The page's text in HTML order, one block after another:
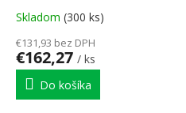
Skladom (300 ks)
€131,93 bez DPH
€162,27 / ks
Do košíka